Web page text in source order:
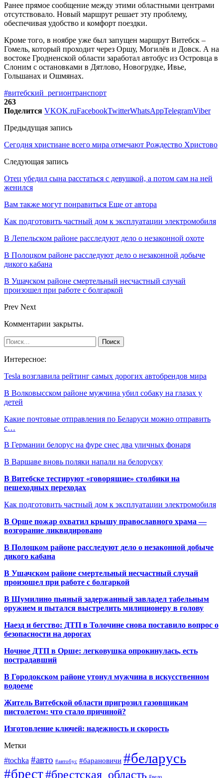
Ранее прямое сообщение между этими областными центрами
отсутствовало. Новый маршрут решает эту проблему,
обеспечивая удобство и комфорт поездки.
Кроме того, в ноябре уже был запущен маршрут Витебск –
Гомель, который проходит через Оршу, Могилёв и Довск. А на
востоке Гродненской области заработал автобус из Островца в
Слоним с остановками в Дятлово, Новогрудке, Ивье,
Гольшанах и Ошмянах.
#витебский_регионтранспорт
263
Поделится VKOK.ruFacebookTwitterWhatsAppTelegramViber
Предыдущая запись
Сегодня христиане всего мира отмечают Рождество Христово
Следующая запись
Отец убедил сына расстаться с девушкой, а потом сам на ней
женился
Вам также могут понравиться Еще от автора
Как подготовить частный дом к эксплуатации электромобиля
В Лепельском районе расследуют дело о незаконной охоте
В Полоцком районе расследуют дело о незаконной добыче
дикого кабана
В Ушачском районе смертельный несчастный случай
произошел при работе с болгаркой
Prev Next
Комментарии закрыты.
Интересное:
Tesla возглавила рейтинг самых дорогих автобрендов мира
В Волковысском районе мужчина убил собаку на глазах у
детей
Какие почтовые отправления по Беларуси можно отправить
с…
В Германии белорус на фуре снес два уличных фонаря
В Варшаве вновь поляки напали на белоруску
В Витебске тестируют «говорящие» столбики на
пешеходных переходах
Как подготовить частный дом к эксплуатации электромобиля
В Орше пожар охватил крышу православного храма —
возгорание ликвидировано
В Полоцком районе расследуют дело о незаконной добыче
дикого кабана
В Ушачском районе смертельный несчастный случай
произошел при работе с болгаркой
В Шумилино пьяный задержанный завладел табельным
оружием и пытался выстрелить милиционеру в голову
Наезд и бегство: ДТП в Толочине снова поставило вопрос о
безопасности на дорогах
Ночное ДТП в Орше: легковушка опрокинулась, есть
пострадавший
В Городокском районе утонул мужчина в искусственном
водоеме
Житель Витебской области пригрозил газовщикам
пистолетом: что стало причиной?
Изготовление ключей: надежность и скорость
Метки
#tochka #авто #автобус #барановичи #беларусь
#брест#брестская_область #вело